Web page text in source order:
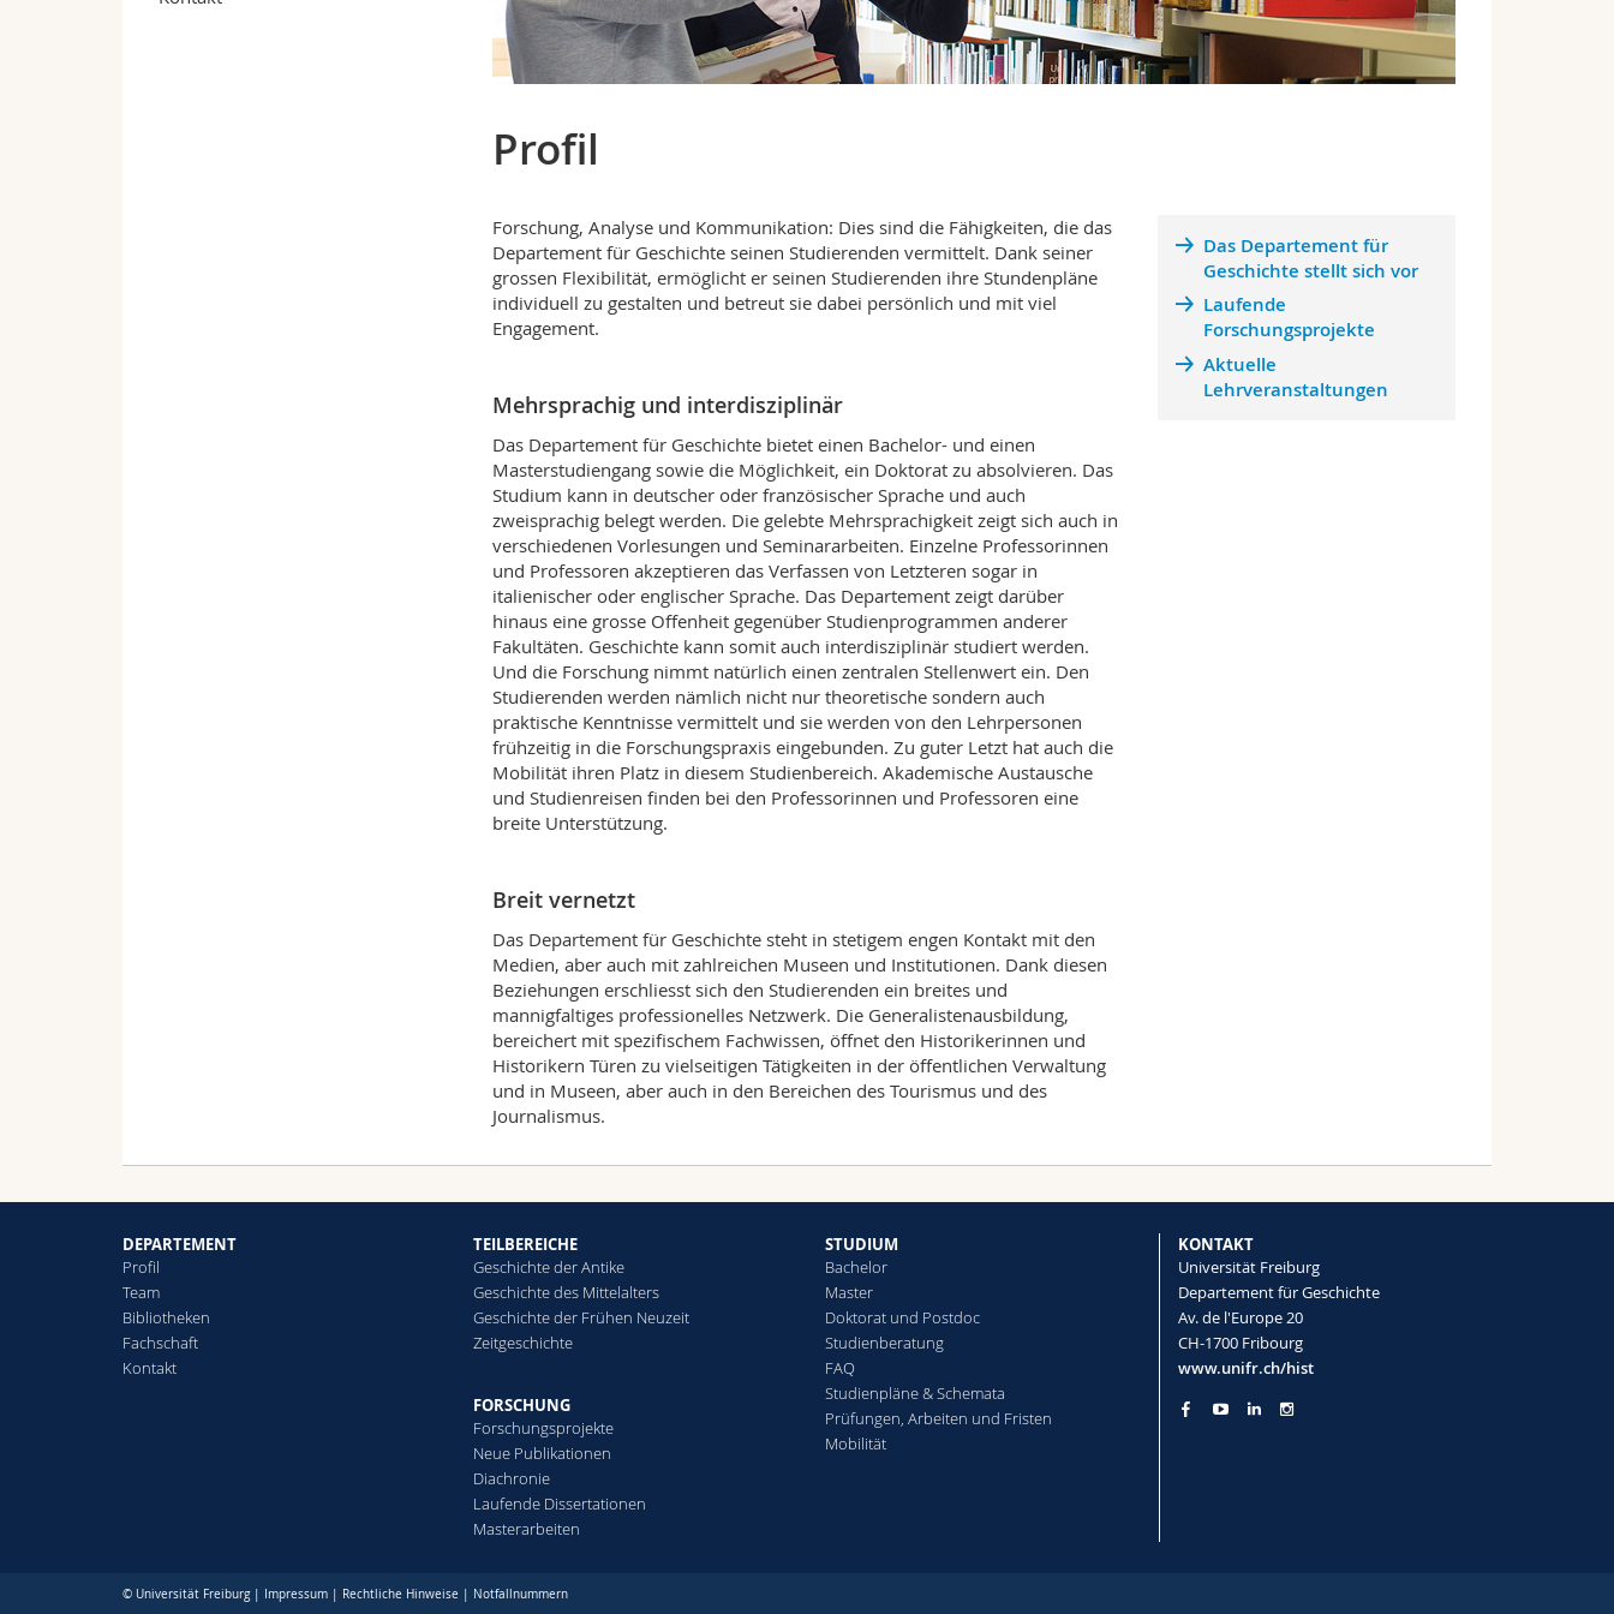
Profil
Forschung, Analyse und Kommunikation: Dies sind die Fähigkeiten, die das
Departement für Geschichte seinen Studierenden vermittelt. Dank seiner
grossen Flexibilität, ermöglicht er seinen Studierenden ihre Stundenpläne
individuell zu gestalten und betreut sie dabei persönlich und mit viel
Engagement.
Mehrsprachig und interdisziplinär
Das Departement für Geschichte bietet einen Bachelor- und einen
Masterstudiengang sowie die Möglichkeit, ein Doktorat zu absolvieren. Das
Studium kann in deutscher oder französischer Sprache und auch
zweisprachig belegt werden. Die gelebte Mehrsprachigkeit zeigt sich auch in
verschiedenen Vorlesungen und Seminararbeiten. Einzelne Professorinnen
und Professoren akzeptieren das Verfassen von Letzteren sogar in
italienischer oder englischer Sprache. Das Departement zeigt darüber
hinaus eine grosse Offenheit gegenüber Studienprogrammen anderer
Fakultäten. Geschichte kann somit auch interdisziplinär studiert werden.
Und die Forschung nimmt natürlich einen zentralen Stellenwert ein. Den
Studierenden werden nämlich nicht nur theoretische sondern auch
praktische Kenntnisse vermittelt und sie werden von den Lehrpersonen
frühzeitig in die Forschungspraxis eingebunden. Zu guter Letzt hat auch die
Mobilität ihren Platz in diesem Studienbereich. Akademische Austausche
und Studienreisen finden bei den Professorinnen und Professoren eine
breite Unterstützung.
Breit vernetzt
Das Departement für Geschichte steht in stetigem engen Kontakt mit den
Medien, aber auch mit zahlreichen Museen und Institutionen. Dank diesen
Beziehungen erschliesst sich den Studierenden ein breites und
mannigfaltiges professionelles Netzwerk. Die Generalistenausbildung,
bereichert mit spezifischem Fachwissen, öffnet den Historikerinnen und
Historikern Türen zu vielseitigen Tätigkeiten in der öffentlichen Verwaltung
und in Museen, aber auch in den Bereichen des Tourismus und des
Journalismus.
Das Departement für
Geschichte stellt sich vor
Laufende
Forschungsprojekte
Aktuelle
Lehrveranstaltungen
DEPARTEMENT
Profil
Team
Bibliotheken
Fachschaft
Kontakt
TEILBEREICHE
Geschichte der Antike
Geschichte des Mittelalters
Geschichte der Frühen Neuzeit
Zeitgeschichte
FORSCHUNG
Forschungsprojekte
Neue Publikationen
Diachronie
Laufende Dissertationen
Masterarbeiten
STUDIUM
Bachelor
Master
Doktorat und Postdoc
Studienberatung
FAQ
Studienpläne & Schemata
Prüfungen, Arbeiten und Fristen
Mobilität
KONTAKT
Universität Freiburg
Departement für Geschichte
Av. de l'Europe 20
CH-1700 Fribourg
www.unifr.ch/hist
© Universität Freiburg | Impressum | Rechtliche Hinweise | Notfallnummern